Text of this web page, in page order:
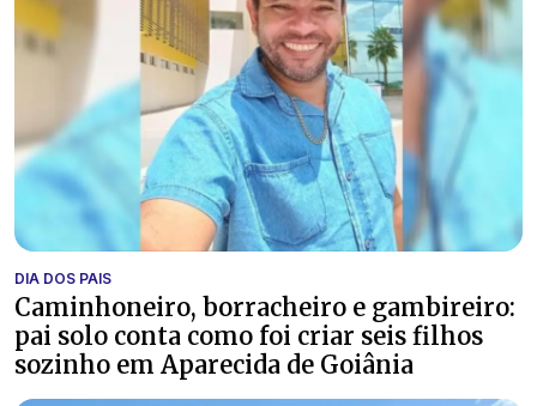
DIA DOS PAIS
Caminhoneiro, borracheiro e gambireiro:
pai solo conta como foi criar seis filhos
sozinho em Aparecida de Goiânia